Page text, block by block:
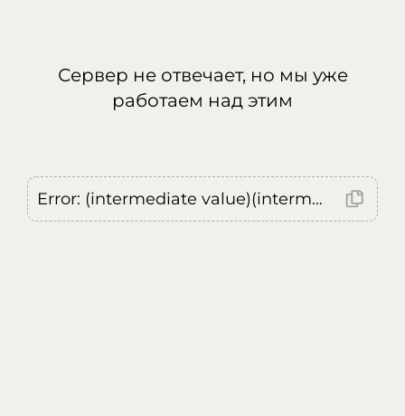
Сервер не отвечает, но мы уже
работаем над этим
Error: (intermediate value)(intermediate value)(intermediate value).replaceAll is not a function